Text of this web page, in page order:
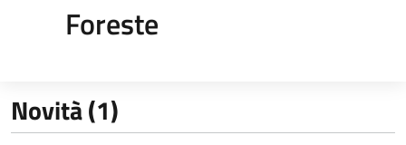
Foreste
Novità (1)